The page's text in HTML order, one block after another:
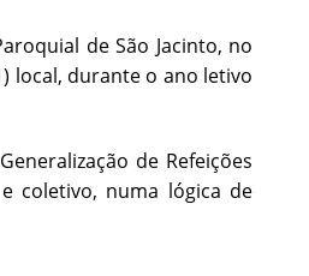
de São Jacinto, no
local, durante o ano letivo
de Refeições
coletivo, numa lógica de